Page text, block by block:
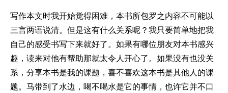
写作本文时我开始觉得困难，本书所包罗之内容不可能以
三言两语说清。但是这有什么关系呢？我只要简单地把我
自己的感受书写下来就好了。如果有哪位朋友对本书感兴
趣，读来对他有帮助那就太令人开心了。如果没有也没关
系，分享本书是我的课题，喜不喜欢这本书是其他人的课
题。马带到了水边，喝不喝水是它的事情，也许它并不口